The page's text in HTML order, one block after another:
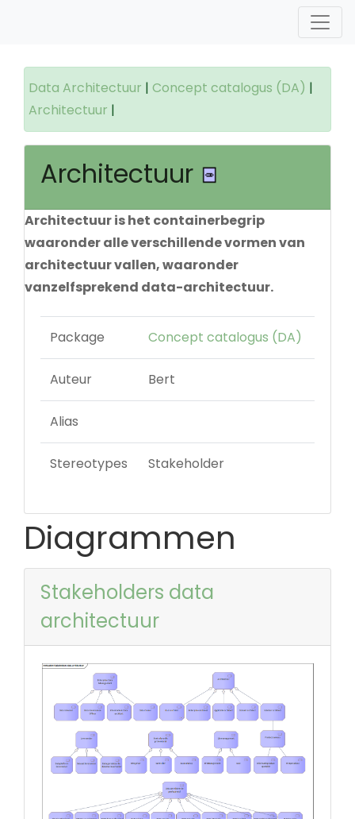
Data Architectuur | Concept catalogus (DA) |
Architectuur |
Architectuur
Architectuur is het containerbegrip
waaronder alle verschillende vormen van
architectuur vallen, waaronder
vanzelfsprekend data-architectuur.
Package Concept catalogus (DA)
Auteur Bert
Alias
Stereotypes Stakeholder
Diagrammen
Stakeholders data
architectuur